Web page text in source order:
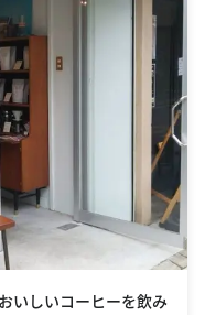
いしいコーヒーを飲み